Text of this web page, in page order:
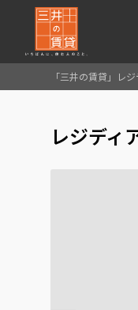
ご
最
新
各
「三井の賃貸」レ
レジディ